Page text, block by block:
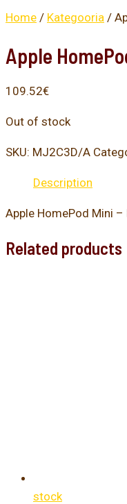
Home / Kategooria /
Apple
109.52€
Out of stock
SKU: MJ2C3D/A
Description
Apple HomePod Mini –
Related products
stock